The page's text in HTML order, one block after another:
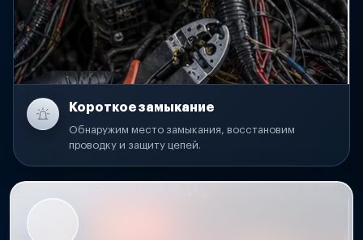
Короткое замыкание
Обнаружим место замыкания, восстановим
проводку и защиту цепей.